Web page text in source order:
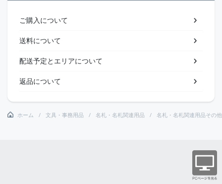
ご購入について
送料について
配送予定とエリアについて
返品について
ホーム 文具・事務用品 名札・名札関連用品 名札・名札関連用品その他